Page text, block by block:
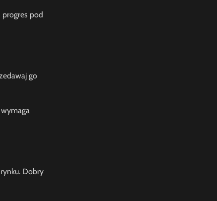
progres pod
go
Dobry